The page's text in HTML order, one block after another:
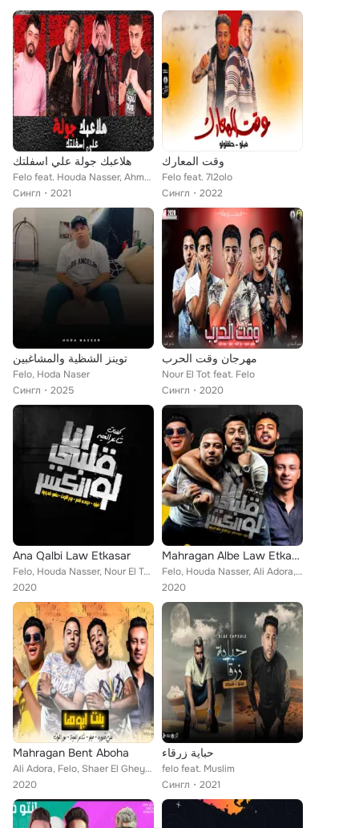
هلاعبك جولة علي اسفلتك
Felo feat. Houda Nasser, Ahmed El Sweasy, 7l2olo
Сингл
2021
وقت المعارك
Felo feat. 7l2olo
Сингл
2022
توينز الشظية والمشاغبين
Felo, Hoda Naser
Сингл
2025
مهرجان وقت الحرب
Nour El Tot feat. Felo
Сингл
2020
Ana Qalbi Law Etkasar
Felo, Houda Nasser, Nour El Tot, Ali Adora
2020
Mahragan Albe Law Etkasar
Felo, Houda Nasser, Ali Adora, Nour El Tot
2020
Mahragan Bent Aboha
Ali Adora, Felo, Shaer El Gheya, Nour El Tot
2020
حباية زرقاء
felo feat. Muslim
Сингл
2021